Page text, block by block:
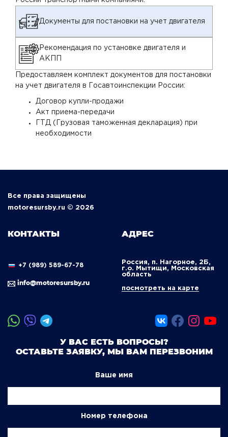
Документы для постановки на учет двигателя
Рекомендация по установке двигателя и
АКПП
Предоставляем комплект документов для постановки
на учет двигателя в Госавтоинспекции России:
Договор купли-продажи
Акт приема-передачи
ГТД (Грузовая таможенная декларация) при
необходимости
Все права защищены
motoresursby.ru © 2026
КОНТАКТЫ
+7 (989) 589-67-78
info@motoresursby.ru
АДРЕС
Россия, п. Нагорное, 2Б,
г.о. Мытищи, Московская
область
посмотреть на карте
У ВАС ЕСТЬ ВОПРОСЫ?
ОСТАВЬТЕ ЗАЯВКУ, МЫ ВАМ ПЕРЕЗВОНИМ
Ваше имя
Номер телефона